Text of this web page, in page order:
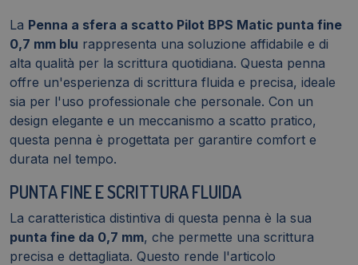
La Penna a sfera a scatto Pilot BPS Matic punta fine
0,7 mm blu rappresenta una soluzione affidabile e di
alta qualità per la scrittura quotidiana. Questa penna
offre un'esperienza di scrittura fluida e precisa, ideale
sia per l'uso professionale che personale. Con un
design elegante e un meccanismo a scatto pratico,
questa penna è progettata per garantire comfort e
durata nel tempo.
PUNTA FINE E SCRITTURA FLUIDA
La caratteristica distintiva di questa penna è la sua
punta fine da 0,7 mm, che permette una scrittura
precisa e dettagliata. Questo rende l'articolo